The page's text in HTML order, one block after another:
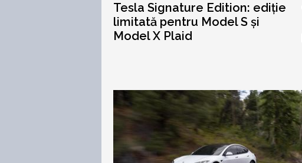
Tesla Signature Edition: ediție
limitată pentru Model S și
Model X Plaid